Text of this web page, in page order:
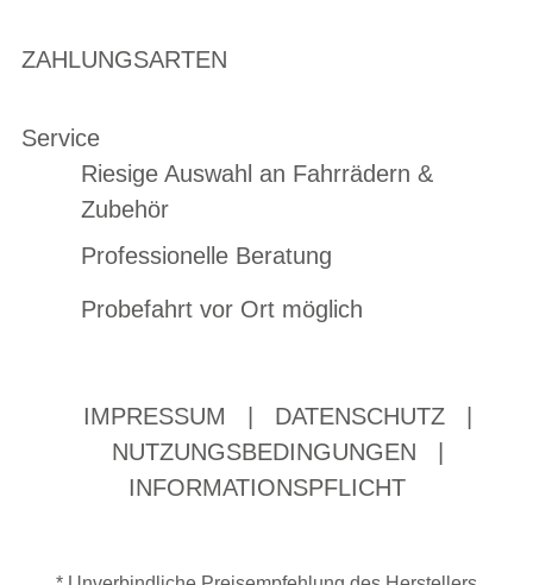
ZAHLUNGSARTEN
Service
Riesige Auswahl an Fahrrädern &
Zubehör
Professionelle Beratung
Probefahrt vor Ort möglich
IMPRESSUM DATENSCHUTZ
NUTZUNGSBEDINGUNGEN
INFORMATIONSPFLICHT